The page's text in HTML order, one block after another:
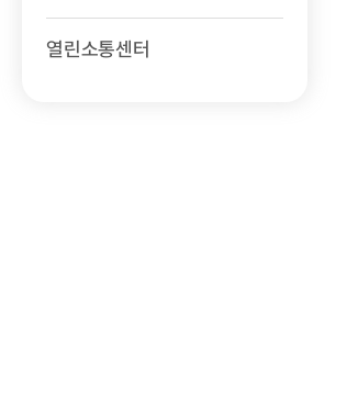
열린소통센터